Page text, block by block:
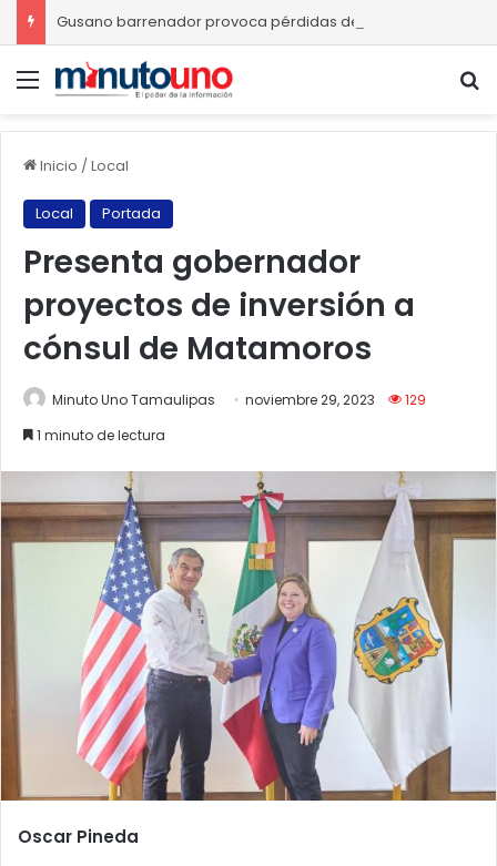
Menú
Inicio /Local
Local Portada
Presenta gobernador
proyectos de inversión a
cónsul de Matamoros
Minuto Uno Tamaulipas noviembre 29, 2023
129
1 minuto de lectura
Oscar Pineda